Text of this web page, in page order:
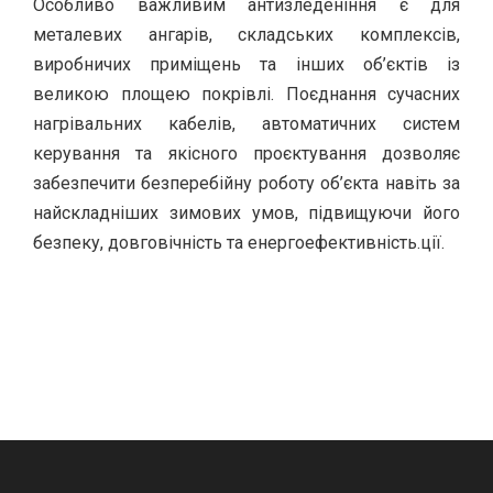
Особливо важливим антизледеніння є для
металевих ангарів, складських комплексів,
виробничих приміщень та інших об’єктів із
великою площею покрівлі. Поєднання сучасних
нагрівальних кабелів, автоматичних систем
керування та якісного проєктування дозволяє
забезпечити безперебійну роботу об’єкта навіть за
найскладніших зимових умов, підвищуючи його
безпеку, довговічність та енергоефективність.ції.